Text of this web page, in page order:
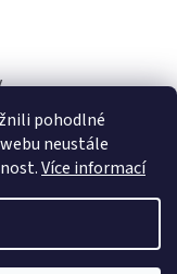
pohodlné
neustále
Více informací
boží